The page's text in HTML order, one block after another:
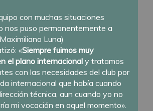
con muchas situaciones
nos puso permanentemente a
Luna)
«Siempre fuimos muy
el plano internacional y tratamos
con las necesidades del club por
internacional que había cuando
técnica, aun cuando yo no
mi vocación en aquel momento».